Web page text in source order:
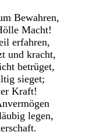
Bewahren,
Macht!
erfahren,
und kracht,
betrüget,
sieget;
Kraft!
legen,